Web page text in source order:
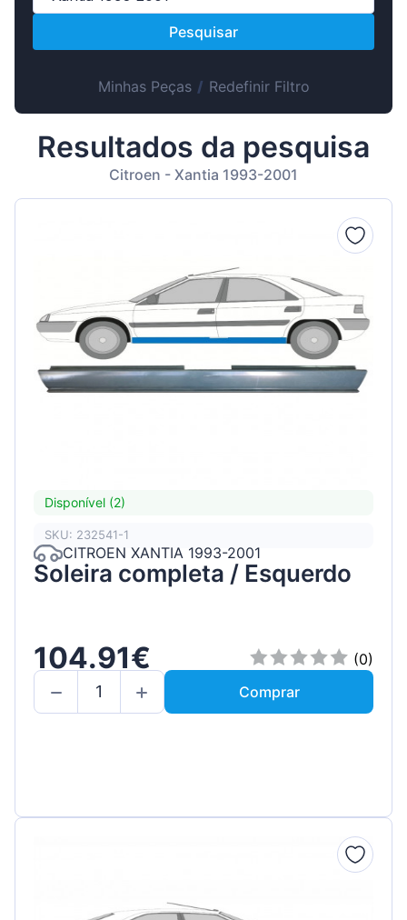
Magyar
Hrvatski
Latvian
Pesquisar
Minhas Peças/ Redefinir Filtro
Resultados da pesquisa
Citroen - Xantia 1993-2001
Disponível (2)
SKU: 232541-1
CITROEN XANTIA 1993-2001
Soleira completa / Esquerdo
104.91€
(0)
Comprar